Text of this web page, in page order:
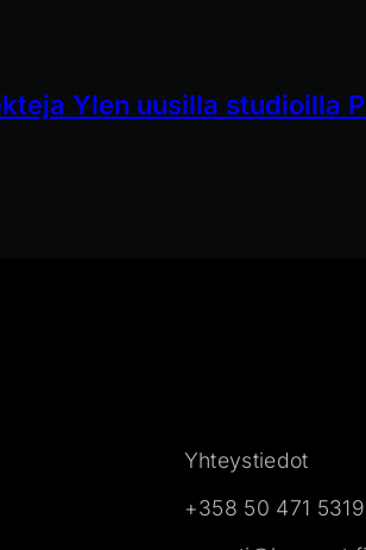
Ylen uusilla studioilla
Yhteystiedot
+358 50 471 5319